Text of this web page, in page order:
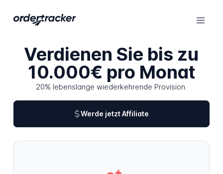
Verdienen Sie bis zu
10.000€ pro Monat
20% lebenslange wiederkehrende Provision.
Werde jetzt Affiliate